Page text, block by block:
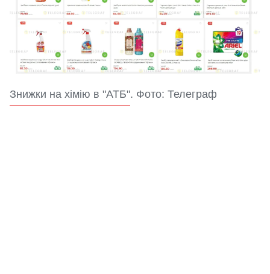
Знижки на хімію в "АТБ". Фото: Телеграф